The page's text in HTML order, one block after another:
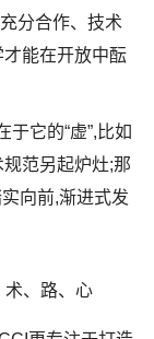
分合作、技术
能在开放中酝
于它的“虚”,比如
范另起炉灶;那
向前,渐进式发